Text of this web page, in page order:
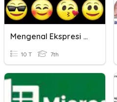
Mengenal Ekspresi Emosi
10 T 7th